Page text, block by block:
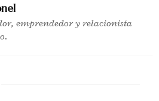
emprendedor y relacionista